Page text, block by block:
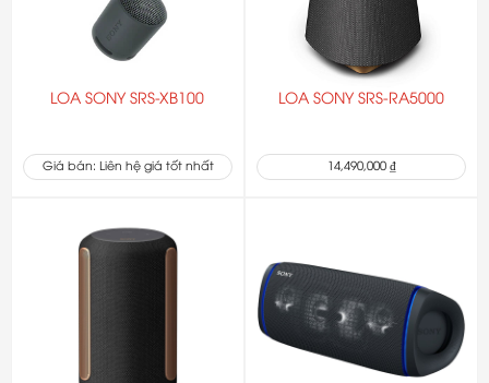
LOA SONY SRS-XB100
Giá bán: Liên hệ giá tốt nhất
LOA SONY SRS-RA5000
14,490,000 ₫